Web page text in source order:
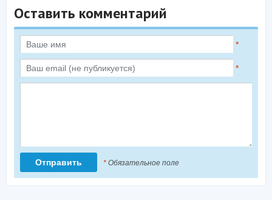
Оставить комментарий
*
*
* Обязательное поле